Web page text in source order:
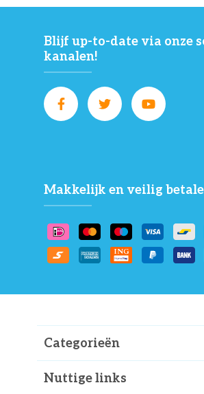
Blijf up-to-date via onze
kanalen!
Makkelijk en veilig
Categorieën
Nuttige links